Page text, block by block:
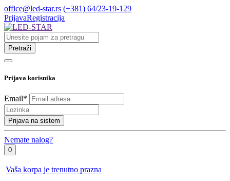
office@led-star.rs (+381) 64/23-19-129
PrijavaRegistracija
Pretraži
Prijava korisnika
Email*
Prijava na sistem
Nemate nalog?
0
Vaša korpa je trenutno prazna